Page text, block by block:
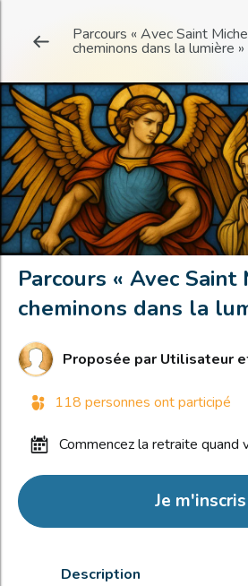
Parcours « Avec Saint
cheminons dans la lumière »
Parcours « Avec Saint
cheminons dans la
Proposée par Utilisateur
118 personnes ont participé
commencez la retraite quand
Je m'inscris
Description